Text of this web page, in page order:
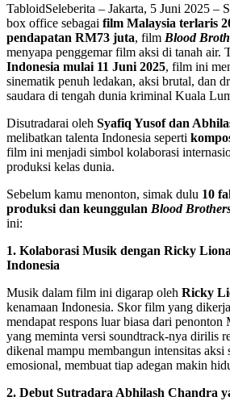
TabloidSeleberita – Jakarta, 5 Juni 2025 –
box office sebagai film Malaysia terlaris
pendapatan RM73 juta, film Blood
menyapa penggemar film aksi di tanah air.
Indonesia mulai 11 Juni 2025, film ini
sinematik penuh ledakan, aksi brutal, dan
saudara di tengah dunia kriminal Kuala
Disutradarai oleh Syafiq Yusof dan
melibatkan talenta Indonesia seperti
film ini menjadi simbol kolaborasi
produksi kelas dunia.
Sebelum kamu menonton, simak dulu 10
produksi dan keunggulan Blood
ini:
1. Kolaborasi Musik dengan Ricky
Indonesia
Musik dalam film ini digarap oleh Ricky
kenamaan Indonesia. Skor film yang
mendapat respons luar biasa dari
yang meminta versi soundtrack-nya dirilis
dikenal mampu membangun intensitas aksi
emosional, membuat tiap adegan makin
2. Debut Sutradara Abhilash Chandra